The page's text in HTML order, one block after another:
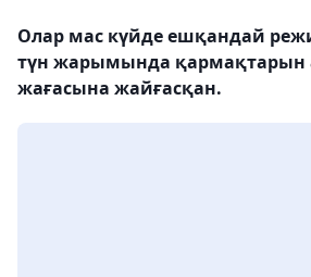
Олар мас күйде ешқандай
түн жарымында қармақтарын
жағасына жайғасқан.